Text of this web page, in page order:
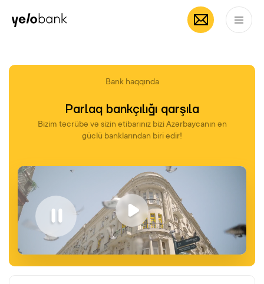
Fərdi Biznes
Bank haqqında
Parlaq bankçılığı qarşıla
Bizim təcrübə və sizin etibarınız bizi Azərbaycanın ən
güclü banklarından biri edir!